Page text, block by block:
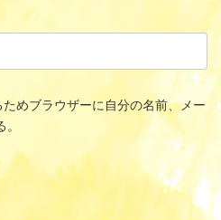
めブラウザーに自分の名前、メー